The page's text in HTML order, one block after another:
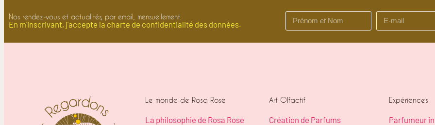
Nos rendez-vous et actualités, par email, mensuellement.
En m'inscrivant, j'accepte la charte de confidentialité des données.
Le monde de Rosa Rose
La philosophie de Rosa Rose
Art Olfactif
Création de Parfums
Expériences
Parfumeur